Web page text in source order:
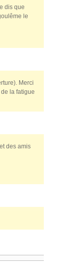
dis que
le
Merci
de la fatigue
des amis